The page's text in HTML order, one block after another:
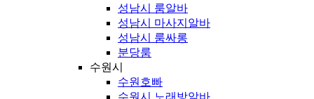
성남시 룸알바
성남시 마사지알바
성남시 룸싸롱
분당룸
수원시
수원호빠
수원시 노래방알바